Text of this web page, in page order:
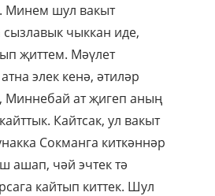
Минем шул вакыт
чыккан иде,
җиттем. Мәүлет
элек кенә, әтиләр
Миннебай ат җигеп аның
Кайтсак, ул вакыт
Сокманга киткәннәр
ашап, чәй эчтек тә
кайтып киттек. Шул